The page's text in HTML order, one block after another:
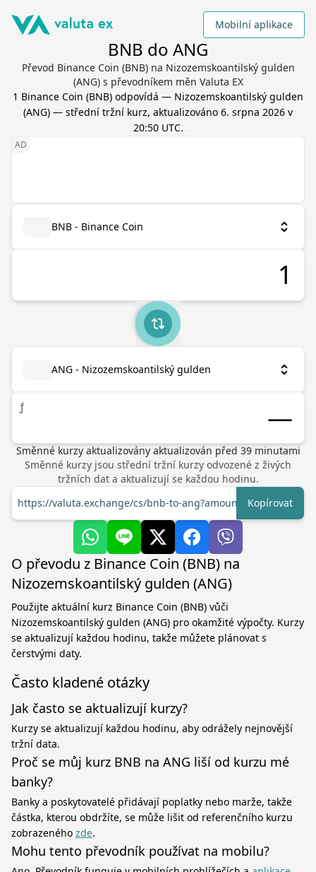
Mobilní aplikace
BNB do ANG
Převod Binance Coin (BNB) na Nizozemskoantilský gulden
(ANG) s převodníkem měn Valuta EX
1 Binance Coin (BNB) odpovídá — Nizozemskoantilský gulden
(ANG) — střední tržní kurz, aktualizováno 6. srpna 2026 v
20:50 UTC.
BNB - Binance Coin
ANG - Nizozemskoantilský gulden
ƒ
Směnné kurzy aktualizovány aktualizován před 39minutami
Směnné kurzy jsou střední tržní kurzy odvozené z živých
tržních dat a aktualizují se každou hodinu.
https://valuta.exchange/cs/bnb-to-ang?amount=1Kopírovat
O převodu z Binance Coin (BNB) na
Nizozemskoantilský gulden (ANG)
Použijte aktuální kurz Binance Coin (BNB) vůči
Nizozemskoantilský gulden (ANG) pro okamžité výpočty. Kurzy
se aktualizují každou hodinu, takže můžete plánovat s
čerstvými daty.
Často kladené otázky
Jak často se aktualizují kurzy?
Kurzy se aktualizují každou hodinu, aby odrážely nejnovější
tržní data.
Proč se můj kurz BNB na ANG liší od kurzu mé
banky?
Banky a poskytovatelé přidávají poplatky nebo marže, takže
částka, kterou obdržíte, se může lišit od referenčního kurzu
zobrazeného zde.
Mohu tento převodník používat na mobilu?